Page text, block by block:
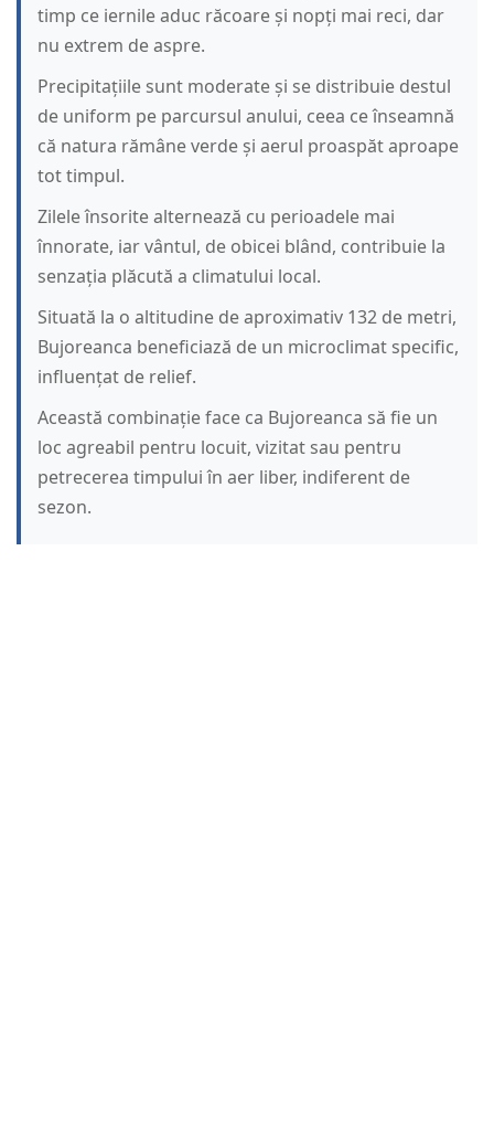
timp ce iernile aduc răcoare și nopți mai reci, dar
nu extrem de aspre.
Precipitațiile sunt moderate și se distribuie destul
de uniform pe parcursul anului, ceea ce înseamnă
că natura rămâne verde și aerul proaspăt aproape
tot timpul.
Zilele însorite alternează cu perioadele mai
înnorate, iar vântul, de obicei blând, contribuie la
senzația plăcută a climatului local.
Situată la o altitudine de aproximativ 132 de metri,
Bujoreanca beneficiază de un microclimat specific,
influențat de relief.
Această combinație face ca Bujoreanca să fie un
loc agreabil pentru locuit, vizitat sau pentru
petrecerea timpului în aer liber, indiferent de
sezon.